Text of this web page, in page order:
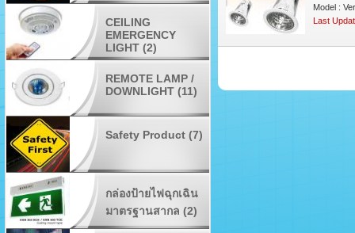
Model :
Last
CEILING
EMERGENCY
LIGHT (2)
REMOTE LAMP /
DOWNLIGHT (11)
Safety Product (7)
กล่องป้ายไฟฉุกเฉิน
มาตรฐานสากล (2)